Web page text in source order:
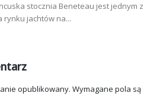
stocznia Beneteau jest jednym z
rynku jachtów na...
opublikowany. Wymagane pola są